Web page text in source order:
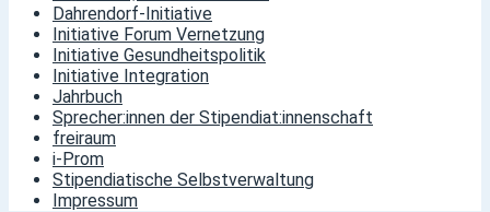
Dahrendorf-Initiative
Initiative Forum Vernetzung
Initiative Gesundheitspolitik
Initiative Integration
Jahrbuch
Sprecher:innen der Stipendiat:innenschaft
freiraum
i-Prom
Stipendiatische Selbstverwaltung
Impressum